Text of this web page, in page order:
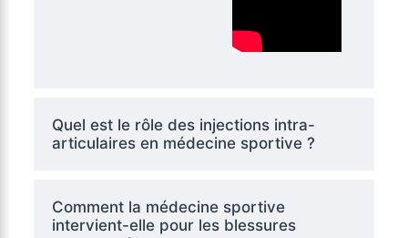
Quel est le rôle des injections intra-
articulaires en médecine sportive ?
Comment la médecine sportive
intervient-elle pour les blessures